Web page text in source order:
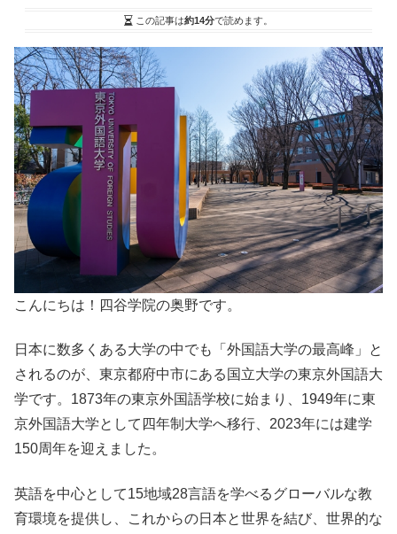
この記事は約14分で読めます。
こんにちは！四谷学院の奥野です。
日本に数多くある大学の中でも「外国語大学の最高峰」と
されるのが、東京都府中市にある国立大学の東京外国語大
学です。1873年の東京外国語学校に始まり、1949年に東
京外国語大学として四年制大学へ移行、2023年には建学
150周年を迎えました。
英語を中心として15地域28言語を学べるグローバルな教
育環境を提供し、これからの日本と世界を結び、世界的な